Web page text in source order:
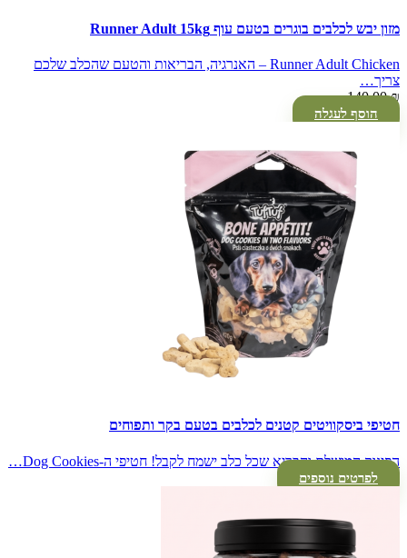
מזון יבש לכלבים בוגרים בטעם עוף Runner Adult 15kg
Runner Adult Chicken – האנרגיה, הבריאות והטעם שהכלב שלכם
צריך…
140.00₪
הוסף לעגלה
חטיפי ביסקוויטים קטנים לכלבים בטעם בקר ותפוחים
הפינוק המושלם והבריא שכל כלב ישמח לקבל! חטיפי ה-Dog Cookies…
לפרטים נוספים